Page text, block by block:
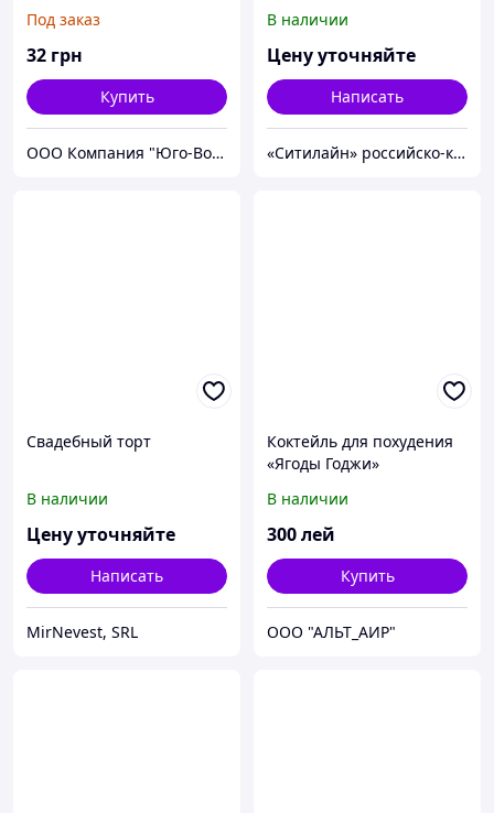
Под заказ
32 грн
Купить
ООО Компания "Юго-Восток"
В наличии
Цену уточняйте
Написать
«Ситилайн» российско-китайский центр
Свадебный торт
В наличии
Цену уточняйте
Написать
MirNevest, SRL
Коктейль для похудения
«Ягоды Годжи»
В наличии
300лей
Купить
ООО "АЛЬТ_АИР"